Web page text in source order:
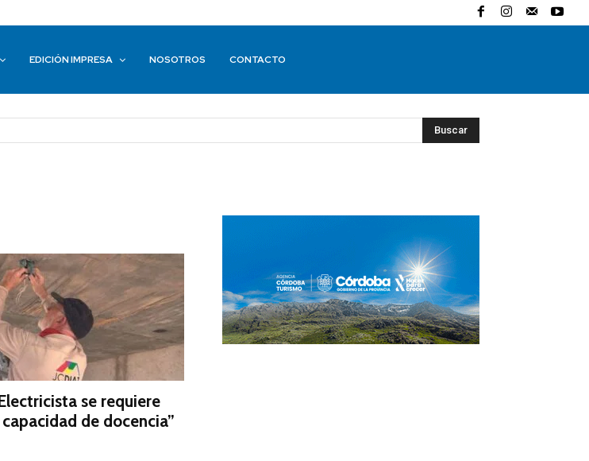
EDICIÓN IMPRESA NOSOTROS CONTACTO
Buscar
se requiere
de docencia”